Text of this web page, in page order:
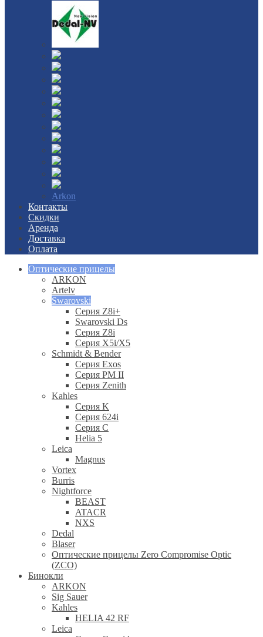
Arkon
Контакты
Скидки
Аренда
Доставка
Оплата
Оптические прицелы
ARKON
Artelv
Swarovski
Серия Z8i+
Swarovski Ds
Серия Z8i
Серия X5i/X5
Schmidt & Bender
Серия Exos
Серия PM II
Cерия Zenith
Kahles
Серия K
Серия 624i
Серия С
Helia 5
Leica
Magnus
Vortex
Burris
Nightforce
BEAST
ATACR
NXS
Dedal
Blaser
Оптические прицелы Zero Compromise Optic
(ZCO)
Бинокли
ARKON
Sig Sauer
Kahles
HELIA 42 RF
Leica